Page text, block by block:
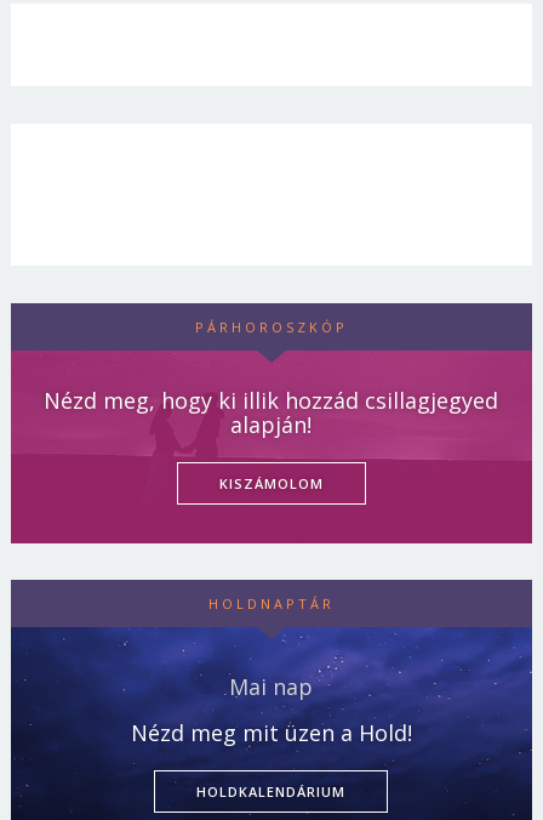
PÁRHOROSZKÓP
Nézd meg, hogy ki illik hozzád csillagjegyed
alapján!
KISZÁMOLOM
HOLDNAPTÁR
Mai nap
Nézd meg mit üzen a Hold!
HOLDKALENDÁRIUM